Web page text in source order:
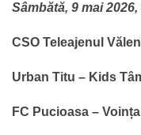
Sâmbătă, 9 mai
CSO Teleajenul
Urban Titu – Kids
FC Pucioasa –